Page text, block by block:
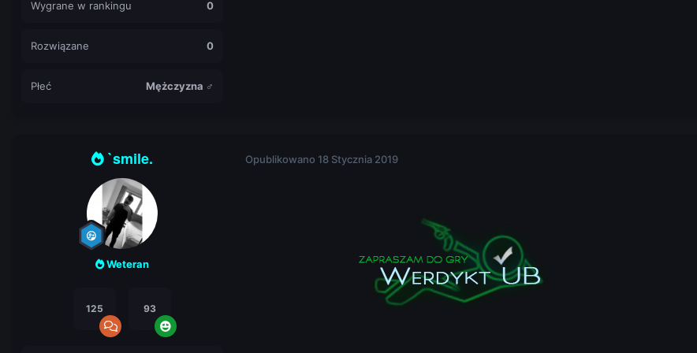
Wygrane w rankingu 0
Rozwiązane 0
Płeć Mężczyzna ♂
`smile.
Weteran
125 93
Opublikowano 18 Stycznia 2019